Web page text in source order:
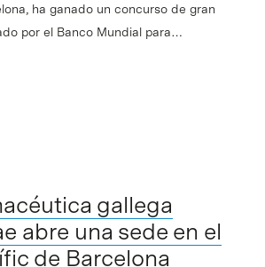
ha ganado un concurso de gran
por el Banco Mundial para…
gallega
abre una sede en el
de Barcelona